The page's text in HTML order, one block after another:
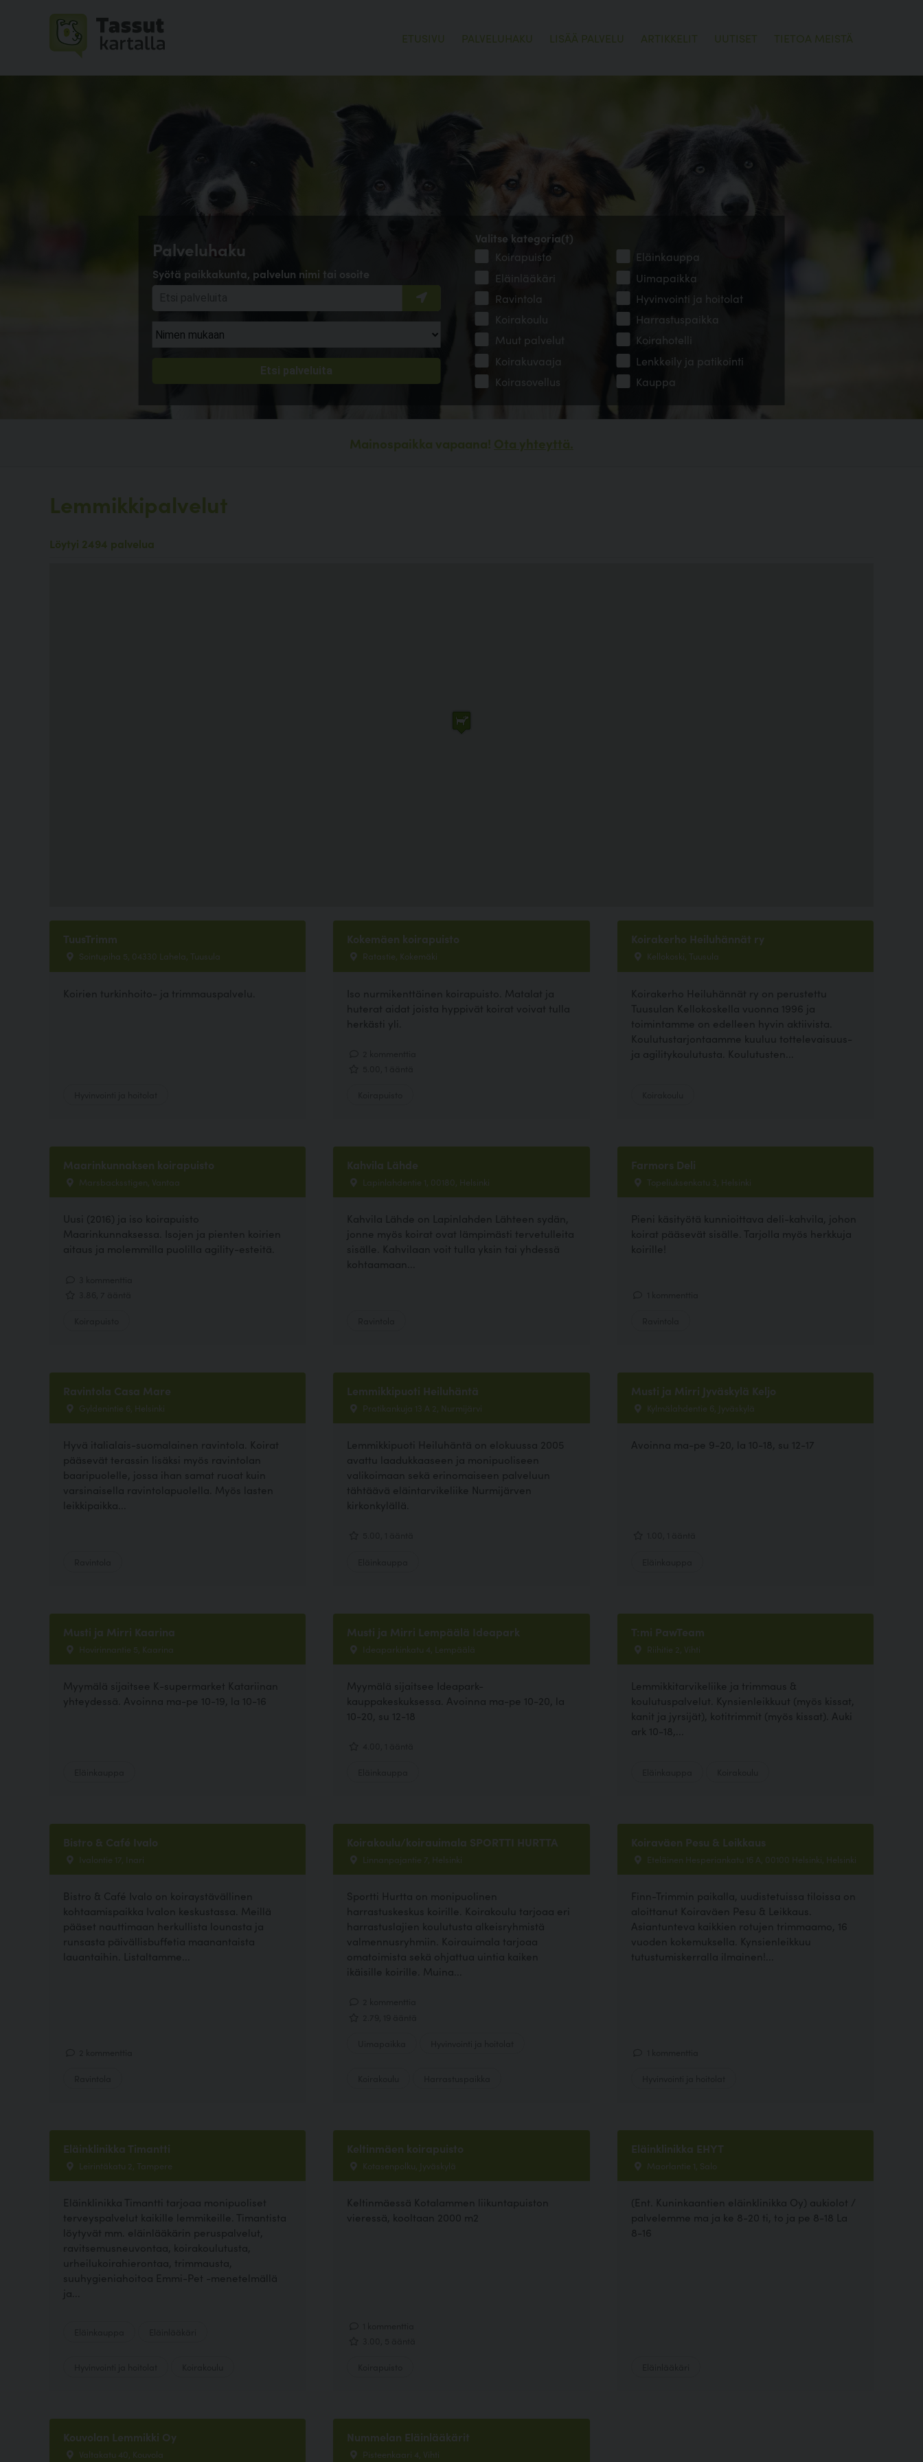
ETUSIVU PALVELUHAKU LISÄÄ PALVELU ARTIKKELIT UUTISET TIETOA MEISTÄ
Palveluhaku
Syötä paikkakunta, palvelun nimi tai osoite
Valitse kategoria(t)
Koirapuisto
Eläinkauppa
Eläinlääkäri
Uimapaikka
Ravintola
Hyvinvointi ja hoitolat
Koirakoulu
Harrastuspaikka
Muut palvelut
Koirahotelli
Koirakuvaaja
Lenkkeily ja patikointi
Koirasovellus
Kauppa
Mainospaikka vapaana! Ota yhteyttä.
Lemmikkipalvelut
Löytyi 2494 palvelua
TuusTrimm
Sointupiha 5, 04330 Lahela, Tuusula
Koirien turkinhoito- ja trimmauspalvelu.
Kokemäen koirapuisto
Ratastie, Kokemäki
Iso nurmikenttäinen koirapuisto. Matalat ja
huterat aidat joista hyppivät koirat voivat tulla
herkästi yli.
Koirakerho Heiluhännät ry
Kellokoski, Tuusula
Koirakerho Heiluhännät ry on perustettu
Tuusulan Kellokoskella vuonna 1996 ja
toimintamme on edelleen hyvin aktiivista.
Koulutustarjontaamme kuuluu tottelevaisuus-
ja agilitykoulutusta. Koulutusten...
Maarinkunnaksen koirapuisto
Marsbacksstigen, Vantaa
Uusi (2016) ja iso koirapuisto
Maarinkunnaksessa. Isojen ja pienten koirien
aitaus ja molemmilla puolilla agility-esteitä.
Kahvila Lähde
Lapinlahdentie 1, 00180, Helsinki
Kahvila Lähde on Lapinlahden Lähteen sydän,
jonne myös koirat ovat lämpimästi tervetulleita
sisälle. Kahvilaan voit tulla yksin tai yhdessä
kohtaamaan...
Farmors Deli
Topeliuksenkatu 3, Helsinki
Pieni käsityötä kunnioittava deli-kahvila, johon
koirat pääsevät sisälle. Tarjolla myös herkkuja
koirille!
Ravintola Casa Mare
Gyldenintie 6, Helsinki
Hyvä italialais-suomalainen ravintola. Koirat
pääsevät terassin lisäksi myös ravintolan
baaripuolelle, jossa ihan samat ruoat kuin
varsinaisella ravintolapuolella. Myös lasten
leikkipaikka...
Lemmikkipuoti Heiluhäntä
Pratikankuja 13 A 2, Nurmijärvi
Lemmikkipuoti Heiluhäntä on elokuussa 2005
avattu laadukkaaseen ja monipuoliseen
valikoimaan sekä erinomaiseen palveluun
tähtäävä eläintarvikeliike Nurmijärven
kirkonkylällä.
Musti ja Mirri Jyväskylä Keljo
Kylmälahdentie 6, Jyväskylä
Avoinna ma-pe 9-20, la 10-18, su 12-17
Musti ja Mirri Kaarina
Hovirinnantie 5, Kaarina
Myymälä sijaitsee K-supermarket Katariinan
yhteydessä. Avoinna ma-pe 10-19, la 10-16
Musti ja Mirri Lempäälä Ideapark
Ideaparkinkatu 4, Lempäälä
Myymälä sijaitsee Ideapark-
kauppakeskuksessa. Avoinna ma-pe 10-20, la
10-20, su 12-18
T:mi PawTeam
Riihitie 2, Vihti
Lemmikkitarvikeliike ja trimmaus &
koulutuspalvelut. Kynsienleikkuut (myös kissat,
kanit ja jyrsijät), kotitrimmit (myös kissat). Auki
ark 10-18,...
Bistro & Café Ivalo
Ivalontie 17, Inari
Bistro & Café Ivalo on koiraystävällinen
kohtaamispaikka Ivalon keskustassa. Meillä
pääset nauttimaan herkullista lounasta ja
runsasta päivällisbuffetia maanantaista
lauantaihin. Listaltamme...
Koirakoulu/koirauimala SPORTTI HURTTA
Linnanpajantie 7, Helsinki
Sportti Hurtta on monipuolinen
harrastuskeskus koirille. Koirakoulu tarjoaa eri
harrastuslajien koulutusta alkeisryhmistä
valmennusryhmiin. Koirauimala tarjoaa
omatoimista sekä ohjattua uintia kaiken
ikäisille koirille. Muina...
Koiraväen Pesu & Leikkaus
Eteläinen Hesperiankatu 16 A, 00100 Helsinki, Helsinki
Finn-Trimmin paikalla, uudistetuissa tiloissa on
aloittanut Koiraväen Pesu & Leikkaus.
Asiantunteva kaikkien rotujen trimmaamo, 16
vuoden kokemuksella. Kynsienleikkuu
tutustumiskerralla ilmainen!...
Eläinklinikka Timantti
Leirintäkatu 2, Tampere
Eläinklinikka Timantti tarjoaa monipuoliset
terveyspalvelut kaikille lemmikeille. Timantista
löytyvät mm. eläinlääkärin peruspalvelut,
ravitsemusneuvontaa, koirakoulutusta,
urheilukoirahierontaa, trimmausta,
suuhygieniahoitoa Emmi-Pet -menetelmällä
ja...
Keltinmäen koirapuisto
Kotasenpolku, Jyväskylä
Keltinmäessä Kotalammen liikuntapuiston
vieressä, kooltaan 2000 m2
Eläinklinikka EHYT
Maorlantie 1, Salo
(Ent. Kuninkaantien eläinklinikka Oy) aukiolot /
palvelemme ma ja ke 8-20 ti, to ja pe 8-18 La
8-16
Kouvolan Lemmikki Oy
Valtakatu 40, Kouvola
Nummelan Eläinlääkärit
Pisteenkaari 4, Vihti